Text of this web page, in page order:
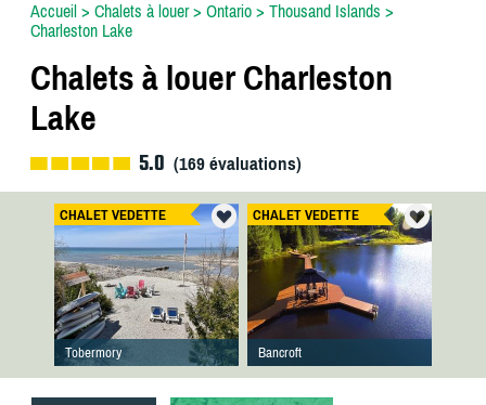
Accueil> Chalets à louer> Ontario> Thousand Islands >
Charleston Lake
Chalets à louer Charleston
Lake
5.0 (169évaluations)
CHALET VEDETTE
Tobermory
CHALET VEDETTE
Bancroft